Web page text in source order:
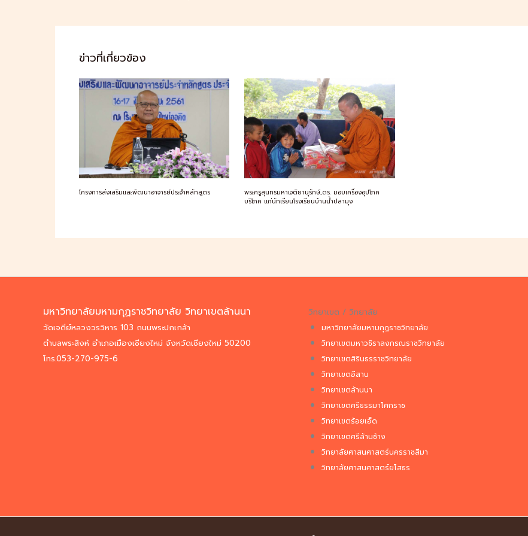
ข่าวที่เกี่ยวข้อง
โครงการส่งเสริมและพัฒนาอาจารย์ประจำหลักสูตร
พระครูสุนทรมหาเจติยานุรักษ์,ดร. มอบเครื่องอุปโภค
บริโภค แก่นักเรียนโรงเรียนบ้านน้ำปลามุง
มหาวิทยาลัยมหามกุฏราชวิทยาลัย วิทยาเขตล้านนา
วัดเจดีย์หลวงวรวิหาร 103 ถนนพระปกเกล้า
ตำบลพระสิงห์ อำเภอเมืองเชียงใหม่ จังหวัดเชียงใหม่ 50200
โทร.053-270-975-6
วิทยาเขต / วิทยาลัย
มหาวิทยาลัยมหามกุฏราชวิทยาลัย
วิทยาเขตมหาวชิราลงกรณราชวิทยาลัย
วิทยาเขตสิรินธรราชวิทยาลัย
วิทยาเขตอีสาน
วิทยาเขตล้านนา
วิทยาเขตศรีธรรมาโศกราช
วิทยาเขตร้อยเอ็ด
วิทยาเขตศรีล้านช้าง
วิทยาลัยศาสนศาสตร์นครราชสีมา
วิทยาลัยศาสนศาสตร์ยโสธร